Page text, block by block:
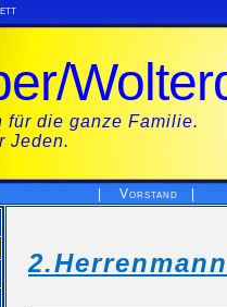
für die ganze Familie.
Jeden.
Vorstand